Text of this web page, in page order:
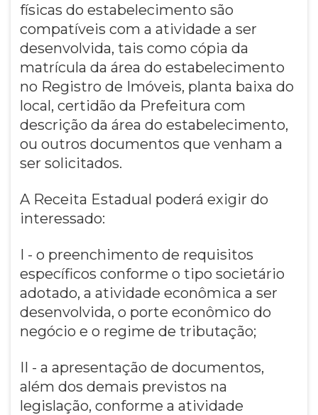
físicas do estabelecimento são
compatíveis com a atividade a ser
desenvolvida, tais como cópia da
matrícula da área do estabelecimento
no Registro de Imóveis, planta baixa do
local, certidão da Prefeitura com
descrição da área do estabelecimento,
ou outros documentos que venham a
ser solicitados.
A Receita Estadual poderá exigir do
interessado:
I - o preenchimento de requisitos
específicos conforme o tipo societário
adotado, a atividade econômica a ser
desenvolvida, o porte econômico do
negócio e o regime de tributação;
II - a apresentação de documentos,
além dos demais previstos na
legislação, conforme a atividade